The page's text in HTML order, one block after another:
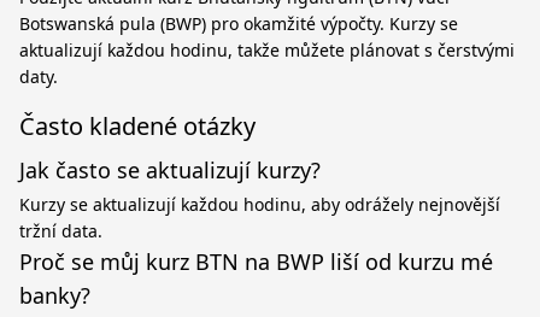
Botswanská pula (BWP) pro okamžité výpočty. Kurzy se
aktualizují každou hodinu, takže můžete plánovat s čerstvými
daty.
Často kladené otázky
Jak často se aktualizují kurzy?
Kurzy se aktualizují každou hodinu, aby odrážely nejnovější
tržní data.
Proč se můj kurz BTN na BWP liší od kurzu mé
banky?